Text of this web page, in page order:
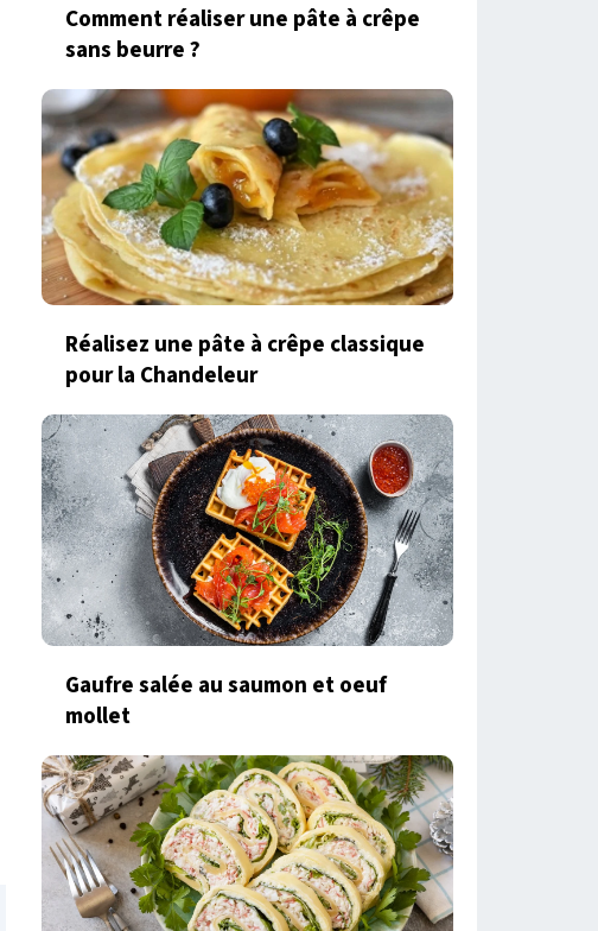
Comment réaliser une pâte à crêpe
sans beurre ?
Réalisez une pâte à crêpe classique
pour la Chandeleur
Gaufre salée au saumon et oeuf
mollet